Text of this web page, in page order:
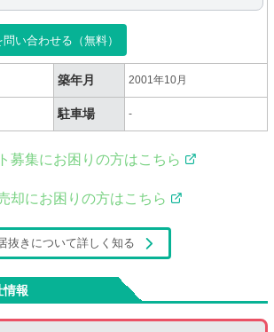
い合わせる（無料）
築年月 2001年10月
駐車場 -
募集にお困りの方はこちら
却にお困りの方はこちら
抜きについて詳しく知る
情報